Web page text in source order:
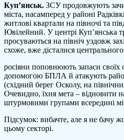
Куп’янськ. ЗСУ продовжують
міста, насамперед у районі
житлові квартали на півночі та
Ювілейний. У центрі Куп’янська
просуваються на північ уздовж
схоже, вже дісталися
росіяни поповнюють запаси своїх
допомогою БПЛА й атакують
(східний берег Осколу, на
Очевидно, їхня мета – відновити
штурмовими групами всередині
Підсумок: вибачте, але я не бачу
цьому секторі.